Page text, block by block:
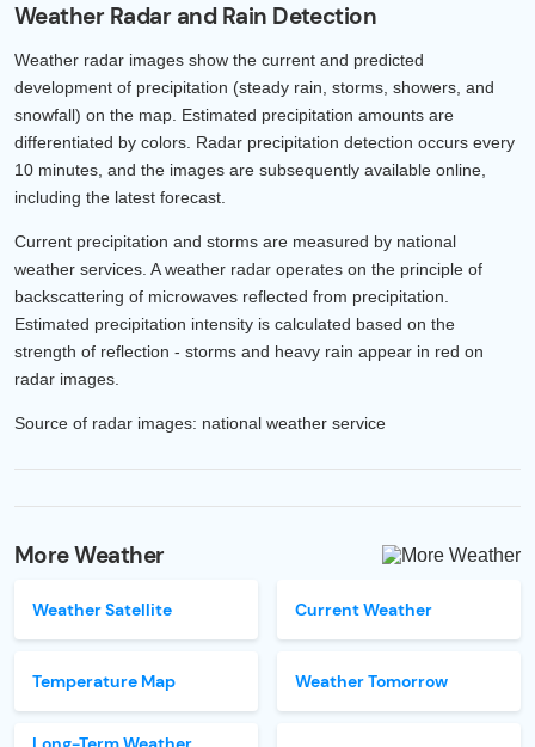
Weather Radar and Rain Detection
Weather radar images show the current and predicted
development of precipitation (steady rain, storms, showers, and
snowfall) on the map. Estimated precipitation amounts are
differentiated by colors. Radar precipitation detection occurs every
10 minutes, and the images are subsequently available online,
including the latest forecast.
Current precipitation and storms are measured by national
weather services. A weather radar operates on the principle of
backscattering of microwaves reflected from precipitation.
Estimated precipitation intensity is calculated based on the
strength of reflection - storms and heavy rain appear in red on
radar images.
Source of radar images: national weather service
More Weather
Weather Satellite
Temperature Map
Current Weather
Weather Tomorrow